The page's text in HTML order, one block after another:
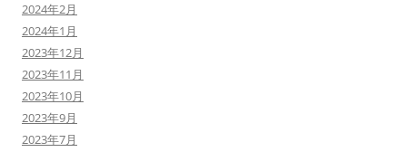
2024年2月
2024年1月
2023年12月
2023年11月
2023年10月
2023年9月
2023年7月